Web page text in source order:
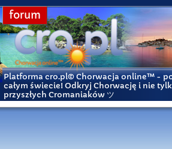
forum
Platforma cro.pl© Chorwacja online™ -
całym świecie! Odkryj Chorwację i nie
przyszłych Cromaniaków ツ